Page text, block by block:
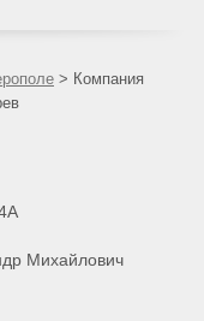
> Компания
Михайлович